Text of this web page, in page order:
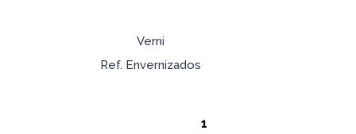
Verni
Ref. Envernizados
1